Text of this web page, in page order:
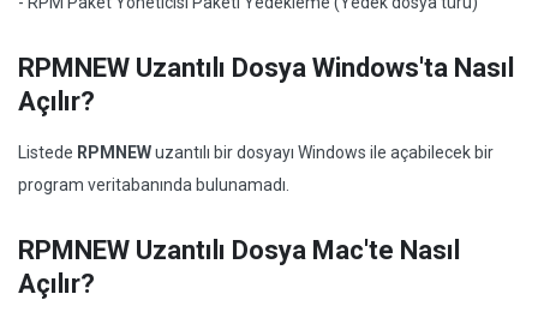
RPMNEW Uzantılı Dosya Windows'ta Nasıl
Açılır?
Listede RPMNEWuzantılı bir dosyayı Windows ile açabilecek bir
program veritabanında bulunamadı.
RPMNEW Uzantılı Dosya Mac'te Nasıl
Açılır?